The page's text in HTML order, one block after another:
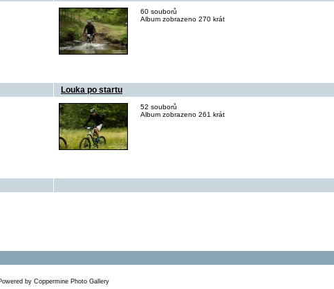
60 souborů
Album zobrazeno 270 krát
Louka po startu
52 souborů
Album zobrazeno 261 krát
by Coppermine Photo Gallery